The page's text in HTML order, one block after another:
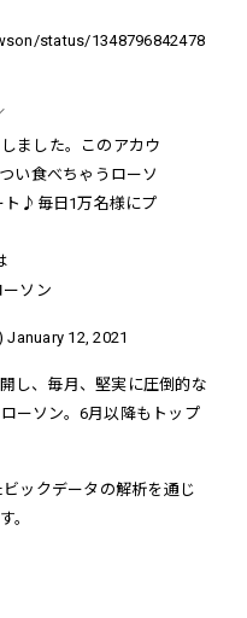
status/1348796842478
ました。このアカウ
い食べちゃうローソ
ト♪毎日1万名様にプ
ソン
January 12, 2021
し、毎月、堅実に圧倒的な
ーソン。6月以降もトップ
ックデータの解析を通じ
。